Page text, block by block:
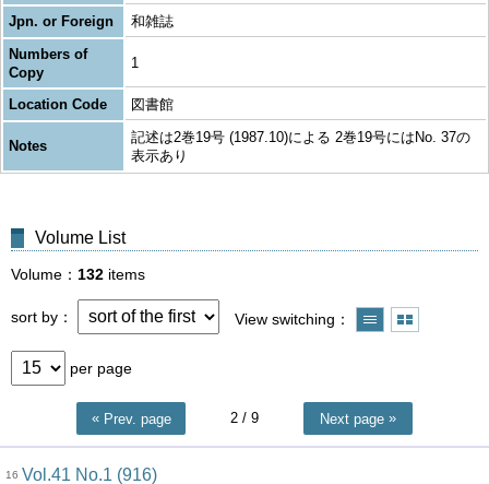
Jpn. or Foreign
和雑誌
Numbers of
Copy
1
Location Code 図書館
Notes
記述は2巻19号 (1987.10)による 2巻19号にはNo. 37の
表示あり
Volume List
Volume 132 items
sort by View switching
per page
Prev. page 2 / 9 Next page
16 Vol.41 No.1 (916)